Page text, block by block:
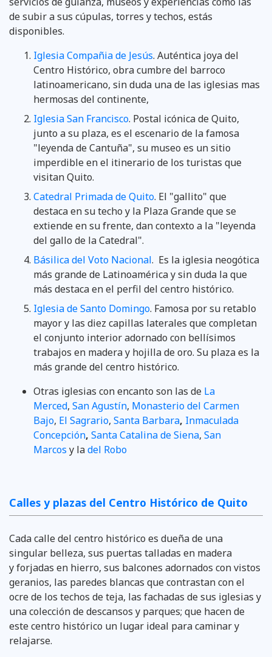
de subir a sus cúpulas, torres y techos, estás
disponibles.
Iglesia Compañia de Jesús. Auténtica joya del
Centro Histórico, obra cumbre del barroco
latinoamericano, sin duda una de las iglesias mas
hermosas del continente,
Iglesia San Francisco. Postal icónica de Quito,
junto a su plaza, es el escenario de la famosa
"leyenda de Cantuña", su museo es un sitio
imperdible en el itinerario de los turistas que
visitan Quito.
Catedral Primada de Quito. El "gallito" que
destaca en su techo y la Plaza Grande que se
extiende en su frente, dan contexto a la "leyenda
del gallo de la Catedral".
Básilica del Voto Nacional. Es la iglesia neogótica
más grande de Latinoamérica y sin duda la que
más destaca en el perfil del centro histórico.
Iglesia de Santo Domingo. Famosa por su retablo
mayor y las diez capillas laterales que completan
el conjunto interior adornado con bellísimos
trabajos en madera y hojilla de oro. Su plaza es la
más grande del centro histórico.
Otras iglesias con encanto son las de La
Merced, San Agustín, Monasterio del Carmen
Bajo, El Sagrario, Santa Barbara, Inmaculada
Concepción, Santa Catalina de Siena, San
Marcos y ladel Robo
Calles y plazas del Centro Histórico de Quito
Cada calle del centro histórico es dueña de una
singular belleza, sus puertas talladas en madera
y forjadas en hierro, sus balcones adornados con vistos
geranios, las paredes blancas que contrastan con el
ocre de los techos de teja, las fachadas de sus iglesias y
una colección de descansos y parques; que hacen de
este centro histórico un lugar ideal para caminar y
relajarse.